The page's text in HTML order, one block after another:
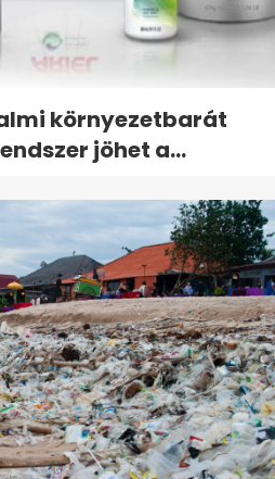
környezetbarát
jöhet a...